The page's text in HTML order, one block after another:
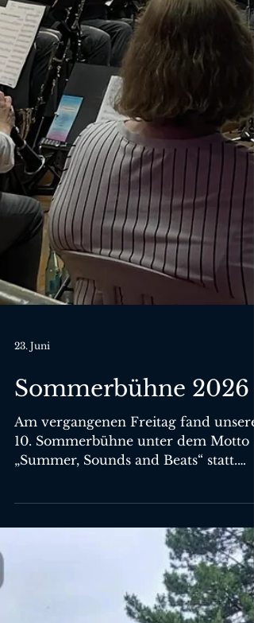
23. Juni
10. Sommerbühne unter dem Motto
„Summer, Sounds and Beats“ statt.
Aufgrund des Wetters wurde das
Konzert kurzfristig vom ursprünglich
geplanten Heimathof in die